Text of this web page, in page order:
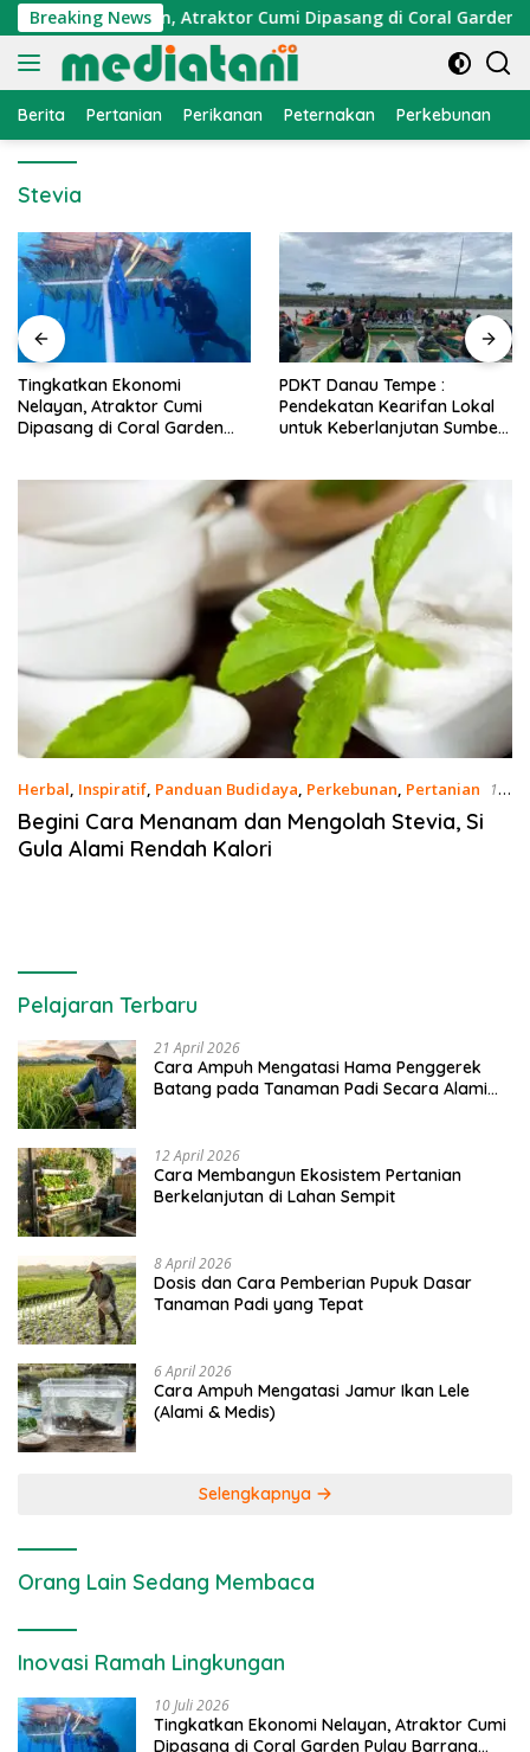
Langsung
ke
konten
Breaking News
Nelayan, Atraktor Cumi Dipasang di Coral Garden
Berita Pertanian Perikanan Peternakan Perkebunan
Stevia
PDKT Danau Tempe :
Pendekatan Kearifan Lokal
untuk Keberlanjutan Sumber
Cara Mengatasi Penyakit
PMK pada Sapi Perah Secara
Alami dan Medis
Herbal, Inspiratif, Panduan Budidaya, Perkebunan, Pertanian
13
Mei 2023
Begini Cara Menanam dan Mengolah Stevia, Si
Gula Alami Rendah Kalori
Pelajaran Terbaru
21 April 2026
Cara Ampuh Mengatasi Hama Penggerek
Batang pada Tanaman Padi Secara Alami
12 April 2026
Cara Membangun Ekosistem Pertanian
Berkelanjutan di Lahan Sempit
8 April 2026
Dosis dan Cara Pemberian Pupuk Dasar
Tanaman Padi yang Tepat
6 April 2026
Cara Ampuh Mengatasi Jamur Ikan Lele
(Alami & Medis)
Selengkapnya
Orang Lain Sedang Membaca
Inovasi Ramah Lingkungan
10 Juli 2026
Tingkatkan Ekonomi Nelayan, Atraktor Cumi
Dipasang di Coral Garden Pulau Barrang